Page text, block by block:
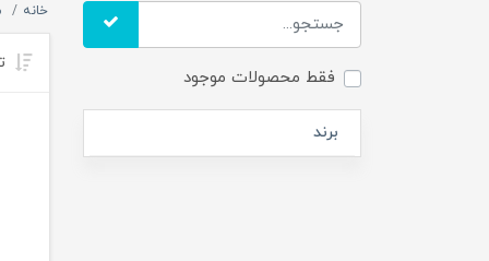
فقط محصولات موجود
برند
خانه